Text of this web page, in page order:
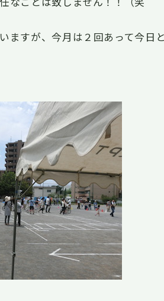
ますが、今月は２回あって今日と